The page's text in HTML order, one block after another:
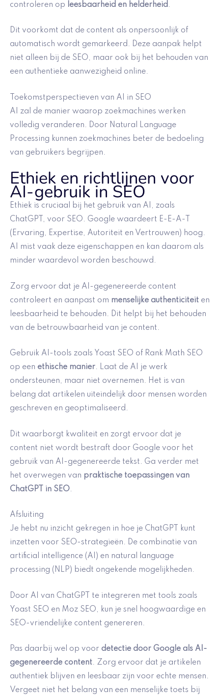
controleren op
leesbaarheid en helderheid .
Dit voorkomt dat de content als onpersoonlijk of
automatisch wordt gemarkeerd. Deze aanpak helpt
niet alleen bij de SEO, maar ook bij het behouden van
een authentieke aanwezigheid online.
Toekomstperspectieven van AI in SEO
AI zal de manier waarop zoekmachines werken
volledig veranderen. Door Natural Language
Processing kunnen zoekmachines beter de bedoeling
van gebruikers begrijpen.
Ethiek en richtlijnen voor
AI-gebruik in SEO
Ethiek is cruciaal bij het gebruik van AI, zoals
ChatGPT, voor SEO. Google waardeert E-E-A-T
(Ervaring, Expertise, Autoriteit en Vertrouwen) hoog.
AI mist vaak deze eigenschappen en kan daarom als
minder waardevol worden beschouwd.
Zorg ervoor dat je AI-gegenereerde content
controleert en aanpast om menselijke authenticiteit en
leesbaarheid te behouden. Dit helpt bij het behouden
van de betrouwbaarheid van je content.
Gebruik AI-tools zoals Yoast SEO of Rank Math SEO
op een ethische manier. Laat de AI je werk
ondersteunen, maar niet overnemen. Het is van
belang dat artikelen uiteindelijk door mensen worden
geschreven en geoptimaliseerd.
Dit waarborgt kwaliteit en zorgt ervoor dat je
content niet wordt bestraft door Google voor het
gebruik van AI-gegenereerde tekst. Ga verder met
het overwegen van praktische toepassingen van
ChatGPT in SEO.
Afsluiting
Je hebt nu inzicht gekregen in hoe je ChatGPT kunt
inzetten voor SEO-strategieën. De combinatie van
artificial intelligence (AI) en natural language
processing (NLP) biedt ongekende mogelijkheden.
Door AI van ChatGPT te integreren met tools zoals
Yoast SEO en Moz SEO, kun je snel hoogwaardige en
SEO-vriendelijke content genereren.
Pas daarbij wel op voor detectie door Google als AI-
gegenereerde content. Zorg ervoor dat je artikelen
authentiek blijven en leesbaar zijn voor echte mensen.
Vergeet niet het belang van een menselijke toets bij